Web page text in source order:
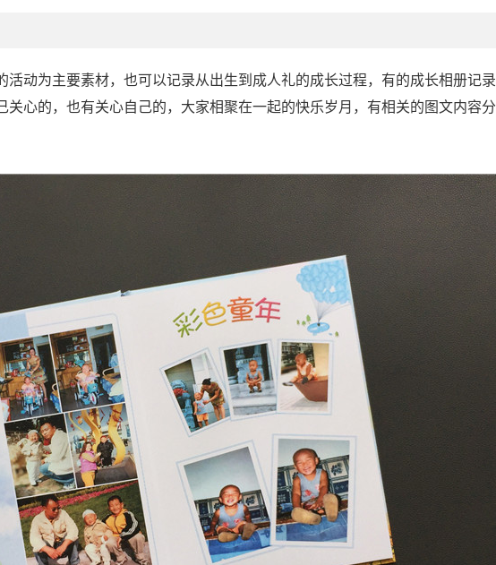
活动为主要素材，也可以记录从出生到成人礼的成长过程，有的成长相册记录
关心的，也有关心自己的，大家相聚在一起的快乐岁月，有相关的图文内容分